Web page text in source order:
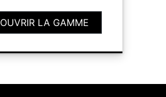
LA GAMME